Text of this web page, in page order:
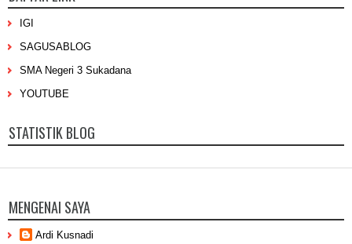
IGI
SAGUSABLOG
SMA Negeri 3 Sukadana
YOUTUBE
STATISTIK BLOG
MENGENAI SAYA
Ardi Kusnadi